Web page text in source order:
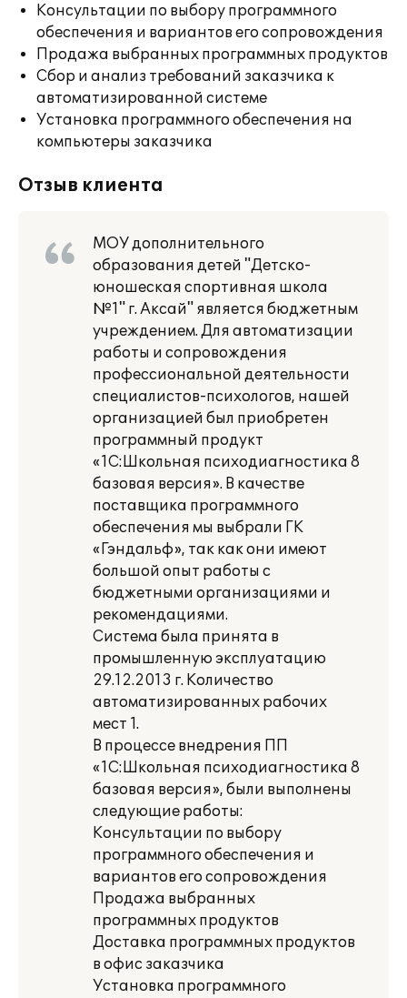
Консультации по выбору программного
обеспечения и вариантов его сопровождения
Продажа выбранных программных продуктов
Сбор и анализ требований заказчика к
автоматизированной системе
Установка программного обеспечения на
компьютеры заказчика
Отзыв клиента
МОУ дополнительного
образования детей "Детско-
юношеская спортивная школа
№1" г. Аксай" является бюджетным
учреждением. Для автоматизации
работы и сопровождения
профессиональной деятельности
специалистов-психологов, нашей
организацией был приобретен
программный продукт
«1С:Школьная психодиагностика 8
базовая версия». В качестве
поставщика программного
обеспечения мы выбрали ГК
«Гэндальф», так как они имеют
большой опыт работы с
бюджетными организациями и
рекомендациями.
Система была принята в
промышленную эксплуатацию
29.12.2013 г. Количество
автоматизированных рабочих
мест 1.
В процессе внедрения ПП
«1С:Школьная психодиагностика 8
базовая версия», были выполнены
следующие работы:
Консультации по выбору
программного обеспечения и
вариантов его сопровождения
Продажа выбранных
программных продуктов
Доставка программных продуктов
в офис заказчика
Установка программного